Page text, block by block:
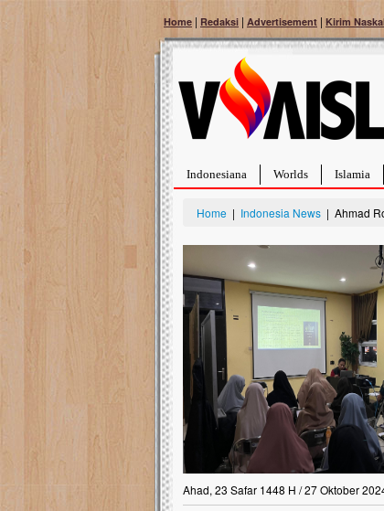
Home | Redaksi | Advertisement | Kirim
Indonesiana Worlds Islamia
Home | Indonesia News | Ahmad
Ahad, 23 Safar 1448 H / 27 Oktober
Bantu Naura,
Tumor
Hidup Naura
rintangan yang
berusia sepuluh
menghadapi
pembuluh darah